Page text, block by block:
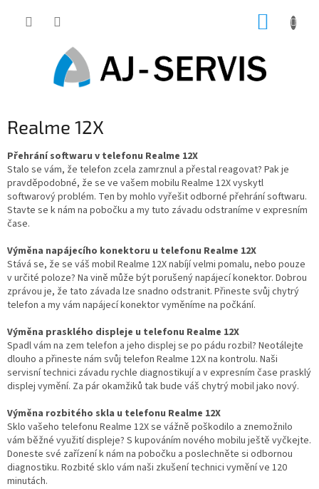
Realme 12X
Přehrání softwaru v telefonu Realme 12X
Stalo se vám, že telefon zcela zamrznul a přestal reagovat? Pak je
pravděpodobné, že se ve vašem mobilu Realme 12X vyskytl
softwarový problém. Ten by mohlo vyřešit odborné přehrání softwaru.
Stavte se k nám na pobočku a my tuto závadu odstraníme v expresním
čase.
Výměna napájecího konektoru u telefonu Realme 12X
Stává se, že se váš mobil Realme 12X nabíjí velmi pomalu, nebo pouze
v určité poloze? Na vině může být porušený napájecí konektor. Dobrou
zprávou je, že tato závada lze snadno odstranit. Přineste svůj chytrý
telefon a my vám napájecí konektor vyměníme na počkání.
Výměna prasklého displeje u telefonu Realme 12X
Spadl vám na zem telefon a jeho displej se po pádu rozbil? Neotálejte
dlouho a přineste nám svůj telefon Realme 12X na kontrolu. Naši
servisní technici závadu rychle diagnostikují a v expresním čase prasklý
displej vymění. Za pár okamžiků tak bude váš chytrý mobil jako nový.
Výměna rozbitého skla u telefonu Realme 12X
Sklo vašeho telefonu Realme 12X se vážně poškodilo a znemožnilo
vám běžné využití displeje? S kupováním nového mobilu ještě vyčkejte.
Doneste své zařízení k nám na pobočku a poslechněte si odbornou
diagnostiku. Rozbité sklo vám naši zkušení technici vymění ve 120
minutách.